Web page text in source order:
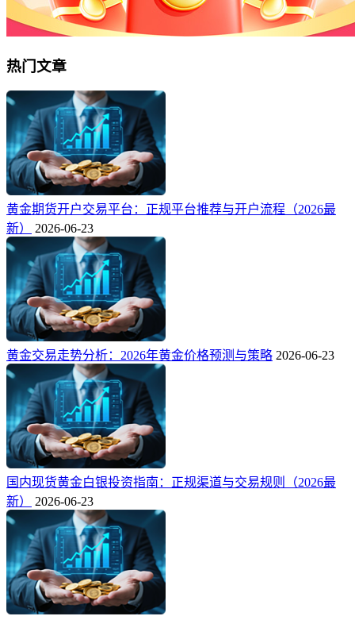
热门文章
黄金期货开户交易平台：正规平台推荐与开户流程（2026最
新）
2026-06-23
黄金交易走势分析：2026年黄金价格预测与策略 2026-06-23
国内现货黄金白银投资指南：正规渠道与交易规则（2026最
新）
2026-06-23